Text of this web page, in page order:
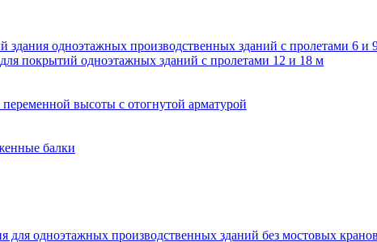
здания одноэтажных производственных зданий с пролетами 6
покрытий одноэтажных зданий с пролетами 12 и 18 м
высоты с отогнутой арматурой
балки
для одноэтажных производственных зданий без мостовых кранов